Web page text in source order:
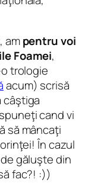
ampentru voi
Foamei,
trologie
acum) scrisă
câştiga
cand vi
să mâncaţi
În cazul
găluşte din
fac?! :))